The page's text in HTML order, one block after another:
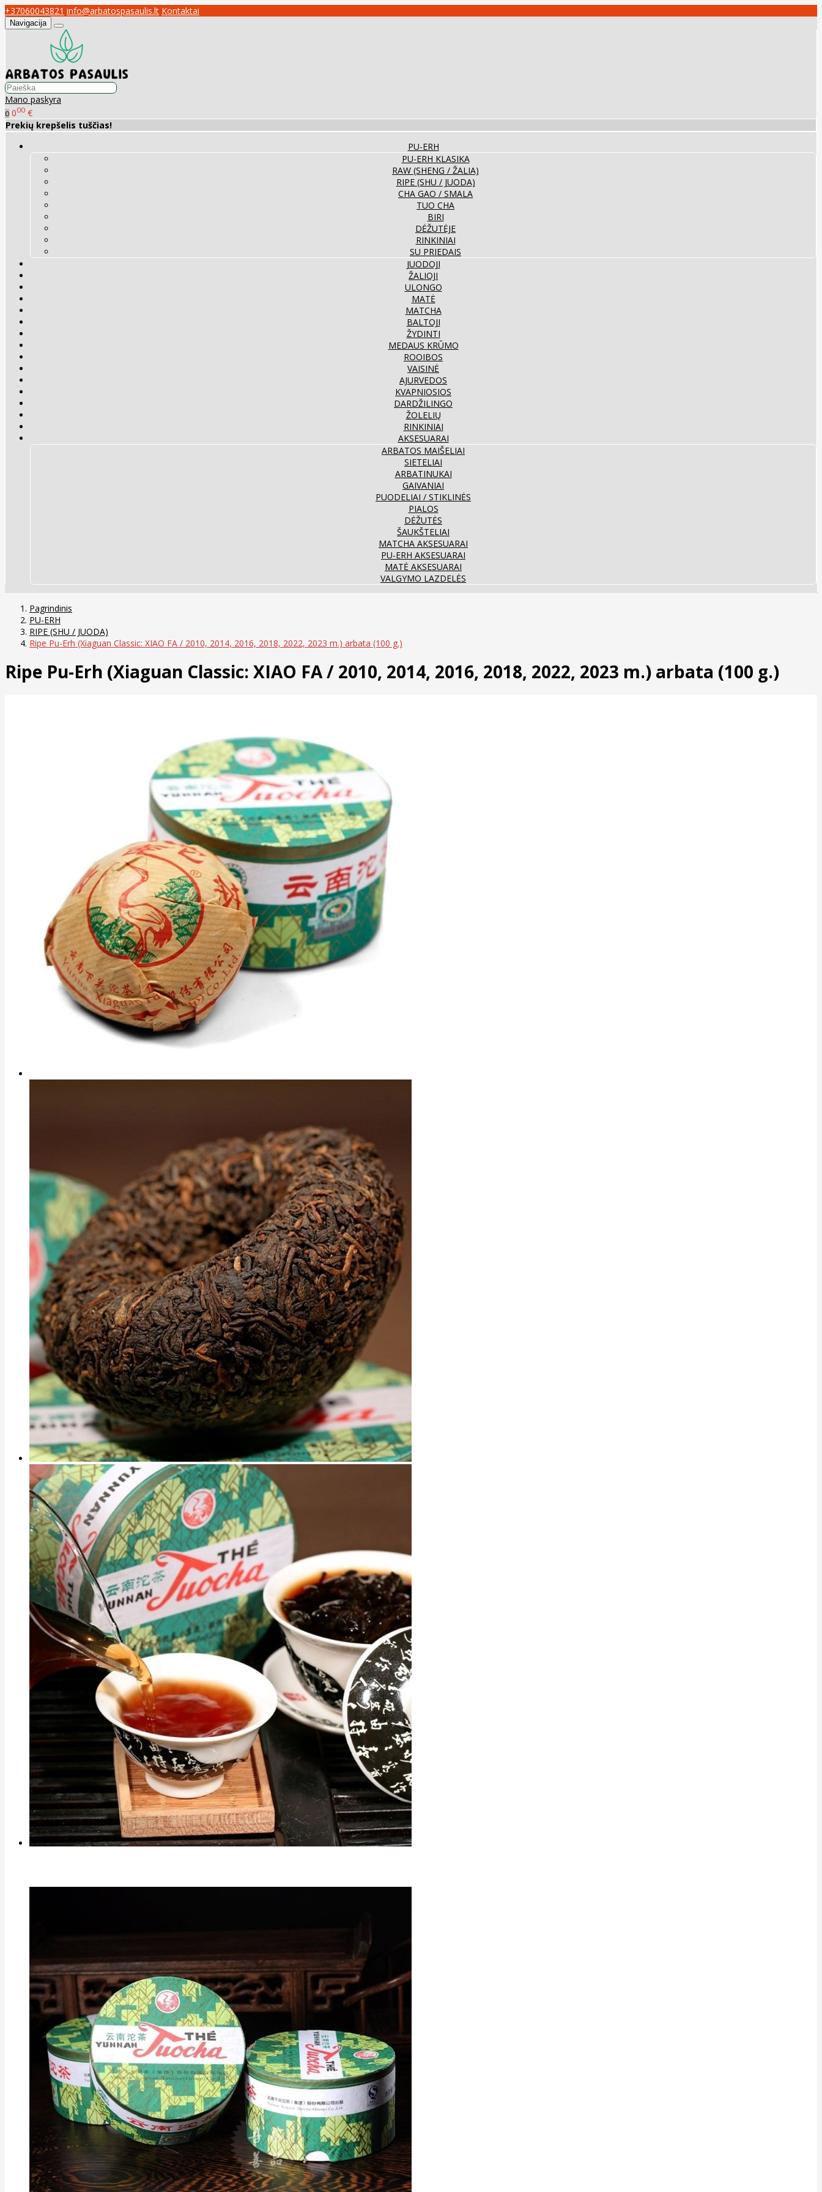
+37060043821 info@arbatospasaulis.lt Kontaktai
Navigacija
Mano paskyra
0 000 €
Prekių krepšelis tuščias!
PU-ERH
PU-ERH KLASIKA
RAW (SHENG / ŽALIA)
RIPE (SHU / JUODA)
CHA GAO / SMALA
TUO CHA
BIRI
DĖŽUTĖJE
RINKINIAI
SU PRIEDAIS
JUODOJI
ŽALIOJI
ULONGO
MATĖ
MATCHA
BALTOJI
ŽYDINTI
MEDAUS KRŪMO
ROOIBOS
VAISINĖ
AJURVEDOS
KVAPNIOSIOS
DARDŽILINGO
ŽOLELIŲ
RINKINIAI
AKSESUARAI
ARBATOS MAIŠELIAI
SIETELIAI
ARBATINUKAI
GAIVANIAI
PUODELIAI / STIKLINĖS
PIALOS
DĖŽUTĖS
ŠAUKŠTELIAI
MATCHA AKSESUARAI
PU-ERH AKSESUARAI
MATĖ AKSESUARAI
VALGYMO LAZDELĖS
Pagrindinis
PU-ERH
RIPE (SHU / JUODA)
Ripe Pu-Erh (Xiaguan Classic: XIAO FA / 2010, 2014, 2016, 2018, 2022, 2023 m.) arbata (100 g.)
Ripe Pu-Erh (Xiaguan Classic: XIAO FA / 2010, 2014, 2016, 2018, 2022, 2023 m.) arbata (100 g.)